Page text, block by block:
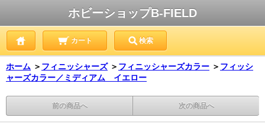
ホビーショップB-FIELD
カート 検索
ホーム ＞ フィニッシャーズ ＞ フィニッシャーズカラー ＞ フィッシ
ャーズカラー／ミディアム イエロー
前の商品へ 次の商品へ